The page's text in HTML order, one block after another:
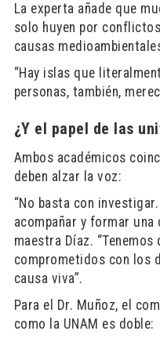
La experta añade que
solo huyen por
causas
“Hay islas que
personas, también,
¿Y el papel de las
Ambos académicos
deben alzar la voz:
“No basta con
acompañar y formar
maestra Díaz.
comprometidos con los
causa viva”.
Para el Dr. Muñoz, el
como la UNAM es doble: